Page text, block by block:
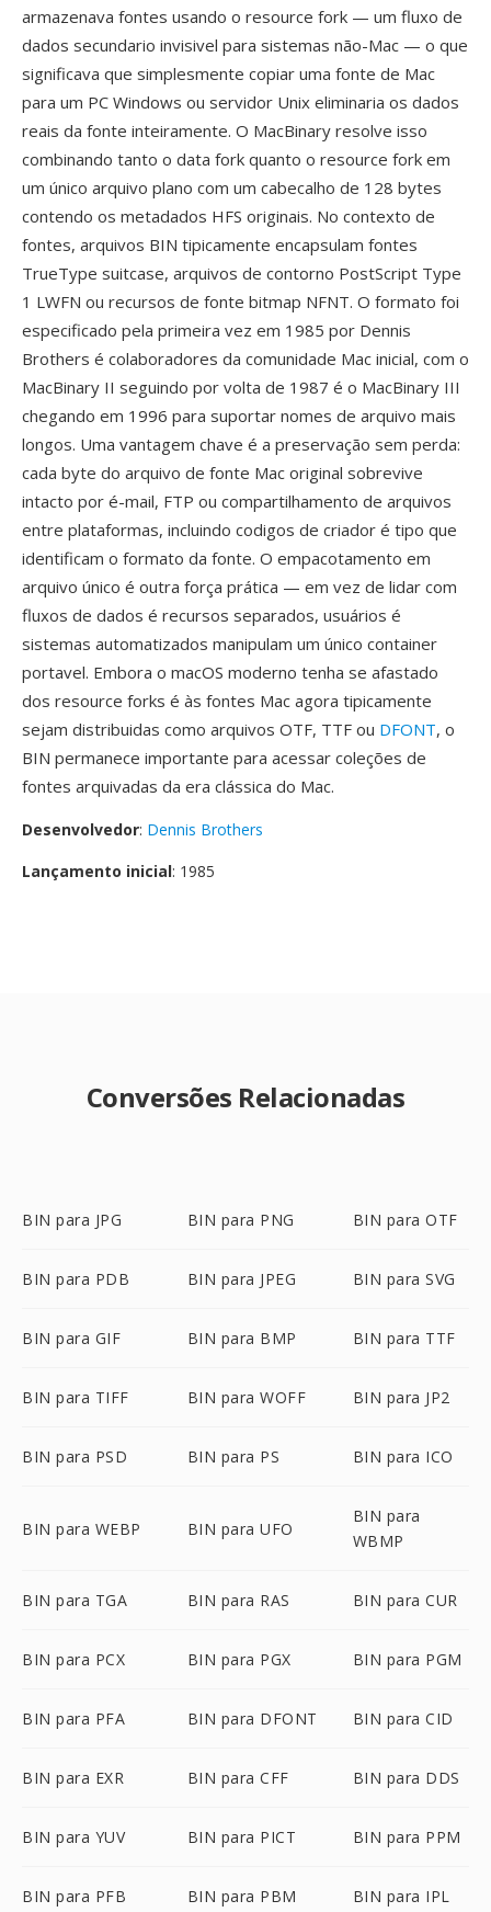
armazenava fontes usando o resource fork — um fluxo de
dados secundario invisivel para sistemas não-Mac — o que
significava que simplesmente copiar uma fonte de Mac
para um PC Windows ou servidor Unix eliminaria os dados
reais da fonte inteiramente. O MacBinary resolve isso
combinando tanto o data fork quanto o resource fork em
um único arquivo plano com um cabecalho de 128 bytes
contendo os metadados HFS originais. No contexto de
fontes, arquivos BIN tipicamente encapsulam fontes
TrueType suitcase, arquivos de contorno PostScript Type
1 LWFN ou recursos de fonte bitmap NFNT. O formato foi
especificado pela primeira vez em 1985 por Dennis
Brothers é colaboradores da comunidade Mac inicial, com o
MacBinary II seguindo por volta de 1987 é o MacBinary III
chegando em 1996 para suportar nomes de arquivo mais
longos. Uma vantagem chave é a preservação sem perda:
cada byte do arquivo de fonte Mac original sobrevive
intacto por é-mail, FTP ou compartilhamento de arquivos
entre plataformas, incluindo codigos de criador é tipo que
identificam o formato da fonte. O empacotamento em
arquivo único é outra força prática — em vez de lidar com
fluxos de dados é recursos separados, usuários é
sistemas automatizados manipulam um único container
portavel. Embora o macOS moderno tenha se afastado
dos resource forks é às fontes Mac agora tipicamente
sejam distribuidas como arquivos OTF, TTF ou DFONT, o
BIN permanece importante para acessar coleções de
fontes arquivadas da era clássica do Mac.
Desenvolvedor: Dennis Brothers
Lançamento inicial: 1985
Conversões Relacionadas
BIN para JPG BIN para PNG BIN para OTF
BIN para PDB BIN para JPEG BIN para SVG
BIN para GIF BIN para BMP BIN para TTF
BIN para TIFF BIN para WOFF BIN para JP2
BIN para PSD BIN para PS BIN para ICO
BIN para WEBP BIN para UFO
BIN para
WBMP
BIN para TGA BIN para RAS BIN para CUR
BIN para PCX BIN para PGX BIN para PGM
BIN para PFA BIN para DFONT BIN para CID
BIN para EXR BIN para CFF BIN para DDS
BIN para YUV BIN para PICT BIN para PPM
BIN para PFB BIN para PBM BIN para IPL